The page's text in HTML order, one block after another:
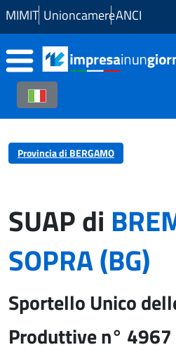
Skip to Main Content
MIMIT UnioncamereANCI
Provincia di BERGAMO
SUAP di
SOPRA (BG)
Sportello Unico
Produttive n° 4967